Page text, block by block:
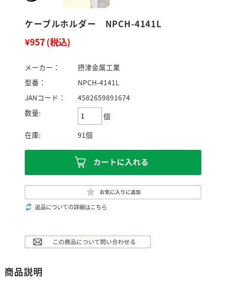
ケーブルホルダー NPCH-4141L
¥957(税込)
メーカー：
摂津金属工業
型番：
NPCH-4141L
JANコード：
4582659891674
数量:
個
在庫:
91個
返品についての詳細はこちら
商品説明